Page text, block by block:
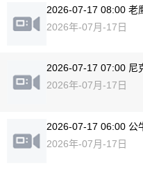
2026-07-17 08:00 老
2026年-07月-17日
2026-07-17 07:00 尼
2026年-07月-17日
2026-07-17 06:00 公
2026年-07月-17日